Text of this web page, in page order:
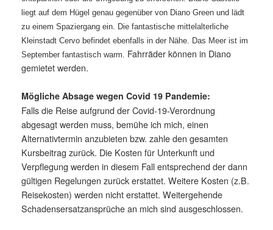
liegt auf dem Hügel genau gegenüber von Diano Green und lädt
zu einem Spaziergang ein. Die fantastische mittelalterliche
Kleinstadt Cervo befindet ebenfalls in der Nähe. Das Meer ist im
September fantastisch warm. Fahrräder können in Diano
gemietet werden.
Mögliche Absage wegen Covid 19 Pandemie:
Falls die Reise aufgrund der Covid-19-Verordnung
abgesagt werden muss, bemühe ich mich, einen
Alternativtermin anzubieten bzw. zahle den gesamten
Kursbeitrag zurück. Die Kosten für Unterkunft und
Verpflegung werden in diesem Fall entsprechend der dann
gültigen Regelungen zurück erstattet. Weitere Kosten (z.B.
Reisekosten) werden nicht erstattet. Weitergehende
Schadensersatzansprüche an mich sind ausgeschlossen.